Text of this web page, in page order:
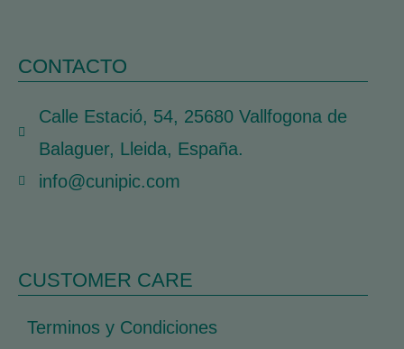
CONTACTO
Calle Estació, 54, 25680 Vallfogona de
Balaguer, Lleida, España.
info@cunipic.com
CUSTOMER CARE
Terminos y Condiciones